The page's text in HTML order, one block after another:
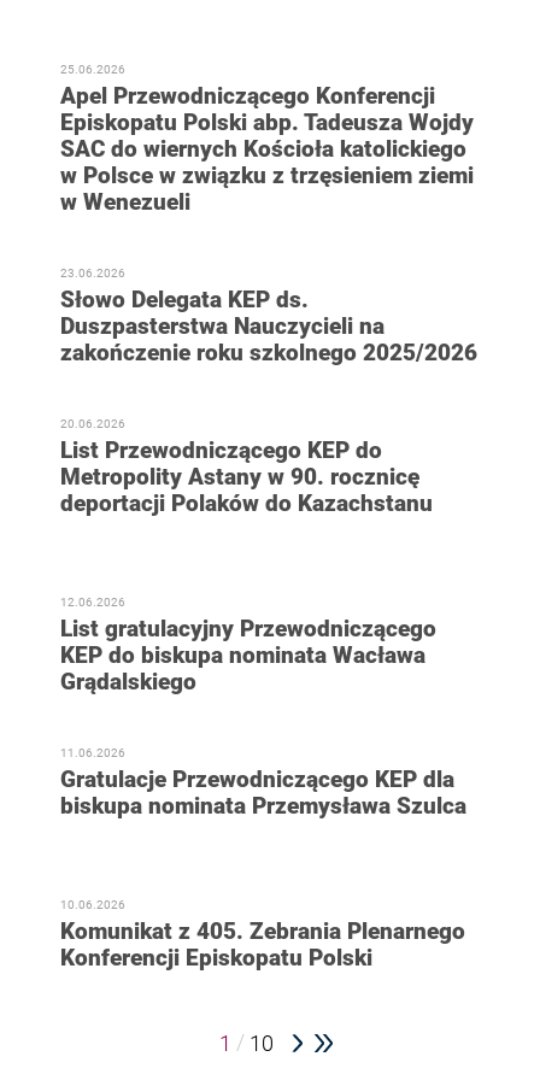
25.06.2026
Apel Przewodniczącego Konferencji
Episkopatu Polski abp. Tadeusza Wojdy
SAC do wiernych Kościoła katolickiego
w Polsce w związku z trzęsieniem ziemi
w Wenezueli
23.06.2026
Słowo Delegata KEP ds.
Duszpasterstwa Nauczycieli na
zakończenie roku szkolnego 2025/2026
20.06.2026
List Przewodniczącego KEP do
Metropolity Astany w 90. rocznicę
deportacji Polaków do Kazachstanu
12.06.2026
List gratulacyjny Przewodniczącego
KEP do biskupa nominata Wacława
Grądalskiego
11.06.2026
Gratulacje Przewodniczącego KEP dla
biskupa nominata Przemysława Szulca
10.06.2026
Komunikat z 405. Zebrania Plenarnego
Konferencji Episkopatu Polski
1 / 10